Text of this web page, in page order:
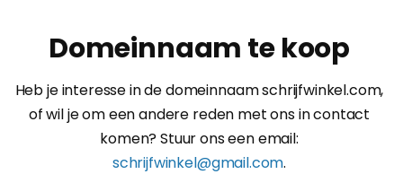
Domeinnaam te koop
Heb je interesse in de domeinnaam schrijfwinkel.com,
of wil je om een andere reden met ons in contact
komen? Stuur ons een email:
schrijfwinkel@gmail.com.